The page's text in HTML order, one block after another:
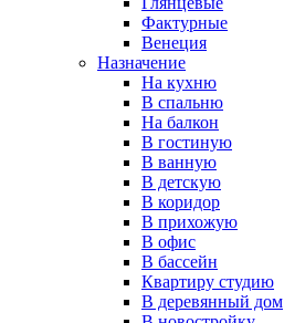
Фактурные
Венеция
Назначение
На кухню
В спальню
На балкон
В гостиную
В ванную
В детскую
В коридор
В прихожую
В офис
В бассейн
Квартиру студию
В деревянный дом